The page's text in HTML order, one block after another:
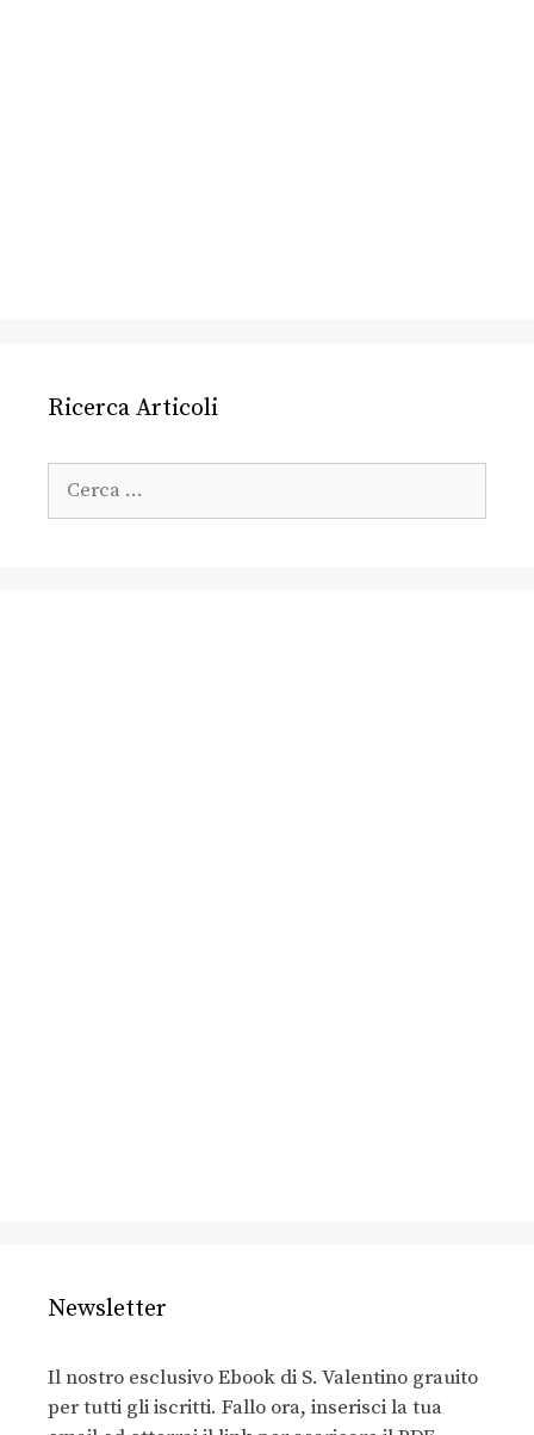
Ricerca Articoli
Newsletter
Il nostro esclusivo Ebook di S. Valentino grauito
per tutti gli iscritti. Fallo ora, inserisci la tua